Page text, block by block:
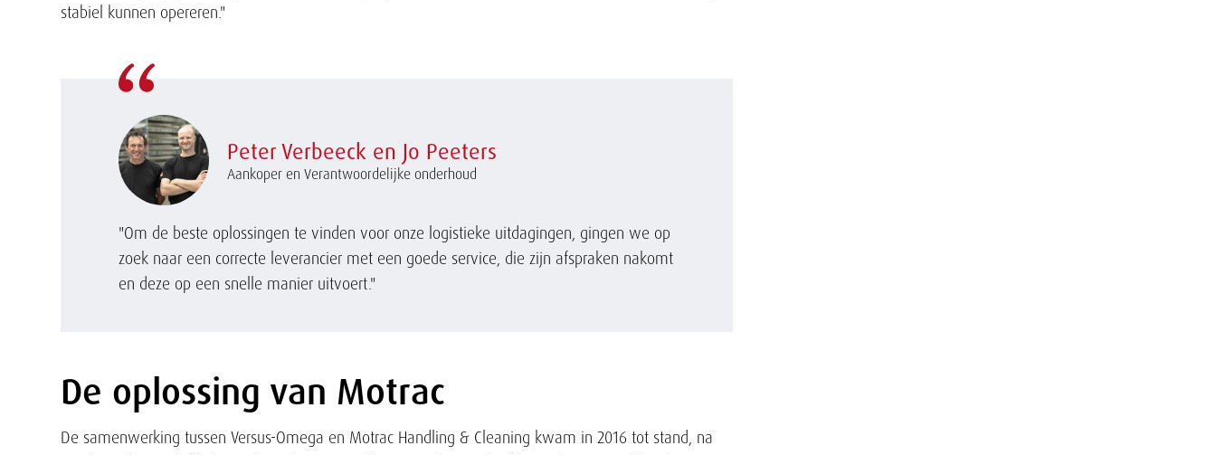
stabiel kunnen opereren."
Peter Verbeeck en Jo Peeters
Aankoper en Verantwoordelijke onderhoud
"Om de beste oplossingen te vinden voor onze logistieke uitdagingen, gingen we op
zoek naar een correcte leverancier met een goede service, die zijn afspraken nakomt
en deze op een snelle manier uitvoert."
Tekst
De oplossing van Motrac
De samenwerking tussen Versus-Omega en Motrac Handling & Cleaning kwam in 2016 tot stand, na